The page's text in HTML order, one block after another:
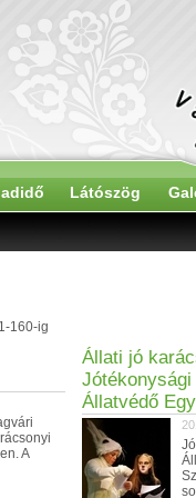
Látószög
160-ig
A
Állati jó
Állatvédő